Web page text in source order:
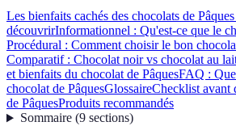
Les bienfaits cachés des chocolats de
découvrirInformationnel : Qu'est-ce que le
Procédural : Comment choisir le bon
Comparatif : Chocolat noir vs chocolat au
et bienfaits du chocolat de PâquesFAQ :
chocolat de PâquesGlossaireChecklist avant
de PâquesProduits recommandés
Sommaire(9 sections)